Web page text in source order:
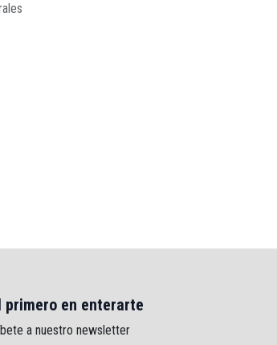
primero en enterarte
a nuestro newsletter